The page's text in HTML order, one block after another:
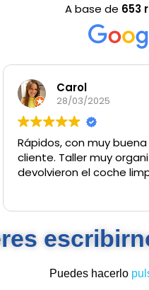
A base de 653
Carol
28/03/2025
Rápidos, con muy
cliente. Taller muy
devolvieron el coche
Puedes hacerlo